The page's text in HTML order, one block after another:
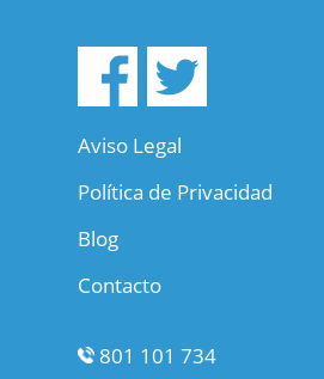
Aviso Legal
Política de Privacidad
Blog
Contacto
801 101 734